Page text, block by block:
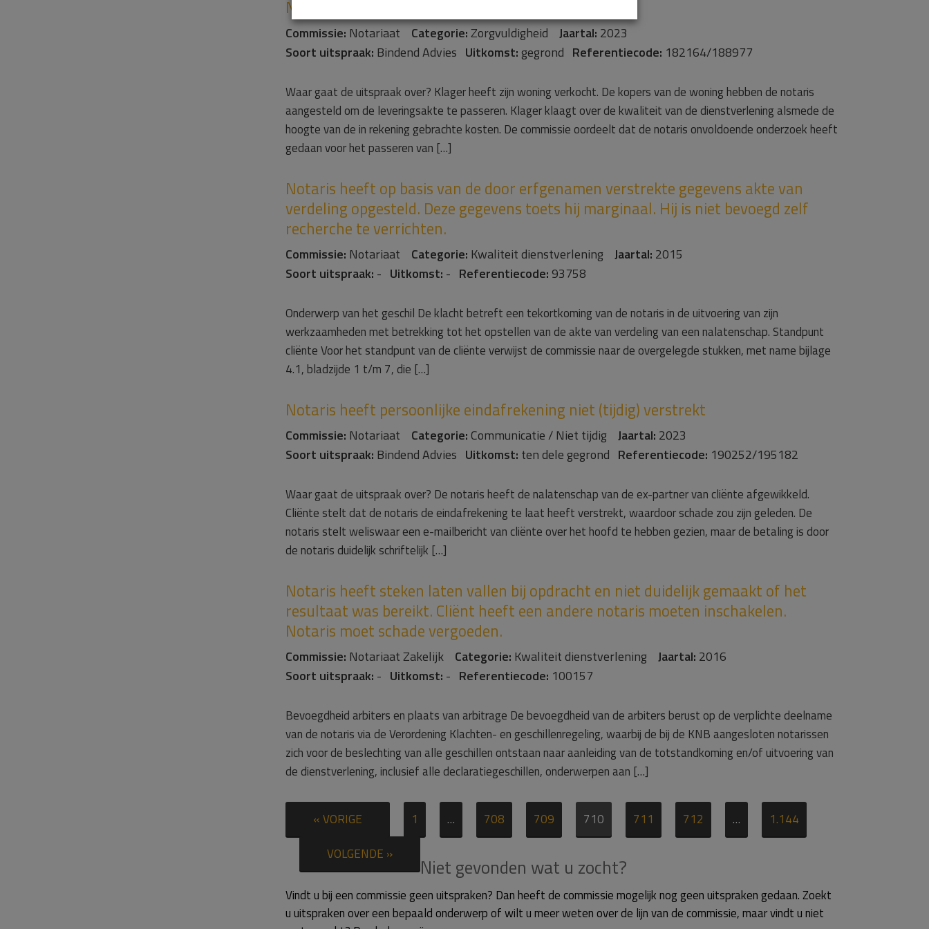
Notaris heeft onvoldoende onderzoek gedaan
Commissie: Notariaat Categorie:Zorgvuldigheid Jaartal: 2023
Soort uitspraak: Bindend Advies Uitkomst:gegrond Referentiecode: 182164/188977
Waar gaat de uitspraak over? Klager heeft zijn woning verkocht. De kopers van de woning hebben de notaris
aangesteld om de leveringsakte te passeren. Klager klaagt over de kwaliteit van de dienstverlening alsmede de
hoogte van de in rekening gebrachte kosten. De commissie oordeelt dat de notaris onvoldoende onderzoek heeft
gedaan voor het passeren van […]
Notaris heeft op basis van de door erfgenamen verstrekte gegevens akte van
verdeling opgesteld. Deze gegevens toets hij marginaal. Hij is niet bevoegd zelf
recherche te verrichten.
Commissie: Notariaat Categorie: Kwaliteit dienstverlening Jaartal: 2015
Soort uitspraak: - Uitkomst: - Referentiecode:93758
Onderwerp van het geschil De klacht betreft een tekortkoming van de notaris in de uitvoering van zijn
werkzaamheden met betrekking tot het opstellen van de akte van verdeling van een nalatenschap. Standpunt
cliënte Voor het standpunt van de cliënte verwijst de commissie naar de overgelegde stukken, met name bijlage
4.1, bladzijde 1 t/m 7, die […]
Notaris heeft persoonlijke eindafrekening niet (tijdig) verstrekt
Commissie: Notariaat Categorie:Communicatie / Niet tijdig Jaartal: 2023
Soort uitspraak: Bindend Advies Uitkomst: ten dele gegrond Referentiecode: 190252/195182
Waar gaat de uitspraak over? De notaris heeft de nalatenschap van de ex-partner van cliënte afgewikkeld.
Cliënte stelt dat de notaris de eindafrekening te laat heeft verstrekt, waardoor schade zou zijn geleden. De
notaris stelt weliswaar een e-mailbericht van cliënte over het hoofd te hebben gezien, maar de betaling is door
de notaris duidelijk schriftelijk […]
Notaris heeft steken laten vallen bij opdracht en niet duidelijk gemaakt of het
resultaat was bereikt. Cliënt heeft een andere notaris moeten inschakelen.
Notaris moet schade vergoeden.
Commissie: Notariaat Zakelijk Categorie: Kwaliteit dienstverlening Jaartal: 2016
Soort uitspraak: - Uitkomst: - Referentiecode: 100157
Bevoegdheid arbiters en plaats van arbitrage De bevoegdheid van de arbiters berust op de verplichte deelname
van de notaris via de Verordening Klachten- en geschillenregeling, waarbij de bij de KNB aangesloten notarissen
zich voor de beslechting van alle geschillen ontstaan naar aanleiding van de totstandkoming en/of uitvoering van
de dienstverlening, inclusief alle declaratiegeschillen, onderwerpen aan […]
« VORIGE 1 … 708 709 710 711 712 …
1.144
VOLGENDE »
Niet gevonden wat u zocht?
Vindt u bij een commissie geen uitspraken? Dan heeft de commissie mogelijk nog geen uitspraken gedaan. Zoekt
u uitspraken over een bepaald onderwerp of wilt u meer weten over de lijn van de commissie, maar vindt u niet